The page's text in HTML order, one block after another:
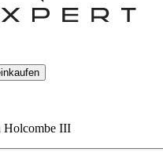
Holcombe III